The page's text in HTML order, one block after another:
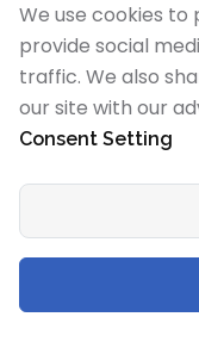
Joule/kilogram को
Joule/kilogram को
Joule/kilogram को
Joule/kilogram को
Joule/kilogram को
Joule/kilogram
Joule/kilogram
Joule/kilogram को
We use cookies
provide social
traffic. We also
our site with our
Consent Setting